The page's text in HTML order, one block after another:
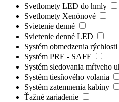
Svetlomety LED do hmly
Svetlomety Xenónové
Svietenie denné
Svietenie denné LED
Systém obmedzenia rýchlosti
Systém PRE - SAFE
Systém sledovania mŕtveho
Systém tiesňového volania
Systém zatemnenia kabíny
Ťažné zariadenie